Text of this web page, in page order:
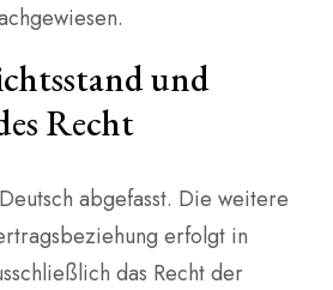
und
Recht
abgefasst. Die weitere
erfolgt in
das Recht der